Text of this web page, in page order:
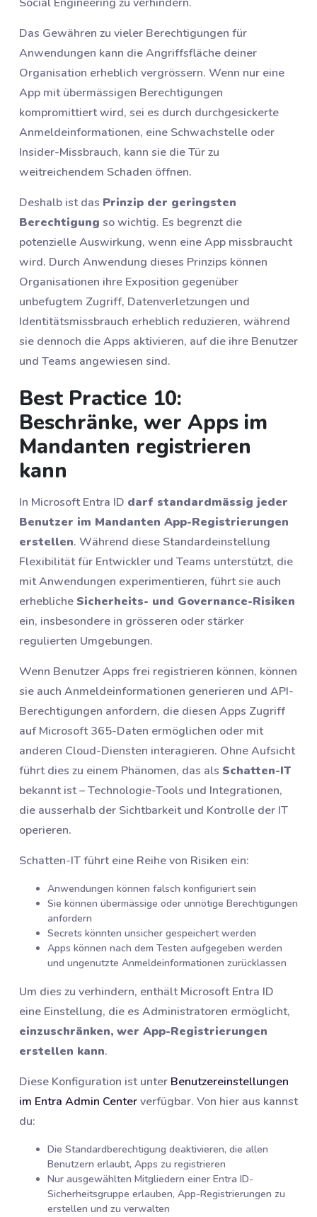
Das Gewähren zu vieler Berechtigungen für
Anwendungen kann die Angriffsfläche deiner
Organisation erheblich vergrössern. Wenn nur eine
App mit übermässigen Berechtigungen
kompromittiert wird, sei es durch durchgesickerte
Anmeldeinformationen, eine Schwachstelle oder
Insider-Missbrauch, kann sie die Tür zu
weitreichendem Schaden öffnen.
Deshalb ist das Prinzip der geringsten
Berechtigung so wichtig. Es begrenzt die
potenzielle Auswirkung, wenn eine App missbraucht
wird. Durch Anwendung dieses Prinzips können
Organisationen ihre Exposition gegenüber
unbefugtem Zugriff, Datenverletzungen und
Identitätsmissbrauch erheblich reduzieren, während
sie dennoch die Apps aktivieren, auf die ihre Benutzer
und Teams angewiesen sind.
Best Practice 10:
Beschränke, wer Apps im
Mandanten registrieren
kann
In Microsoft Entra ID darf standardmässig jeder
Benutzer im Mandanten App-Registrierungen
erstellen. Während diese Standardeinstellung
Flexibilität für Entwickler und Teams unterstützt, die
mit Anwendungen experimentieren, führt sie auch
erheblicheSicherheits- und Governance-Risiken
ein, insbesondere in grösseren oder stärker
regulierten Umgebungen.
Wenn Benutzer Apps frei registrieren können, können
sie auch Anmeldeinformationen generieren und API-
Berechtigungen anfordern, die diesen Apps Zugriff
auf Microsoft 365-Daten ermöglichen oder mit
anderen Cloud-Diensten interagieren. Ohne Aufsicht
führt dies zu einem Phänomen, das als Schatten-IT
bekannt ist – Technologie-Tools und Integrationen,
die ausserhalb der Sichtbarkeit und Kontrolle der IT
operieren.
Schatten-IT führt eine Reihe von Risiken ein:
Anwendungen können falsch konfiguriert sein
Sie können übermässige oder unnötige Berechtigungen
anfordern
Secrets könnten unsicher gespeichert werden
Apps können nach dem Testen aufgegeben werden
und ungenutzte Anmeldeinformationen zurücklassen
Um dies zu verhindern, enthält Microsoft Entra ID
eine Einstellung, die es Administratoren ermöglicht,
einzuschränken, wer App-Registrierungen
erstellen kann.
Diese Konfiguration ist unter Benutzereinstellungen
im Entra Admin Centerverfügbar. Von hier aus kannst
du:
Die Standardberechtigung deaktivieren, die allen
Benutzern erlaubt, Apps zu registrieren
Nur ausgewählten Mitgliedern einer Entra ID-
Sicherheitsgruppe erlauben, App-Registrierungen zu
erstellen und zu verwalten